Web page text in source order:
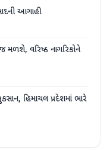
આગાહી
મળશે, વરિષ્ઠ નાગરિકોને
હિમાચલ પ્રદેશમાં ભારે